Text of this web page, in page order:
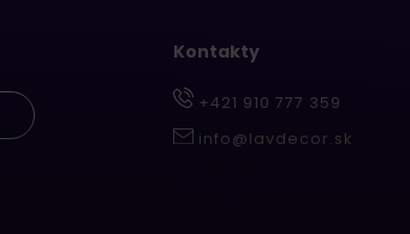
Kontakty
+421 910 777 359
info@lavdecor.sk